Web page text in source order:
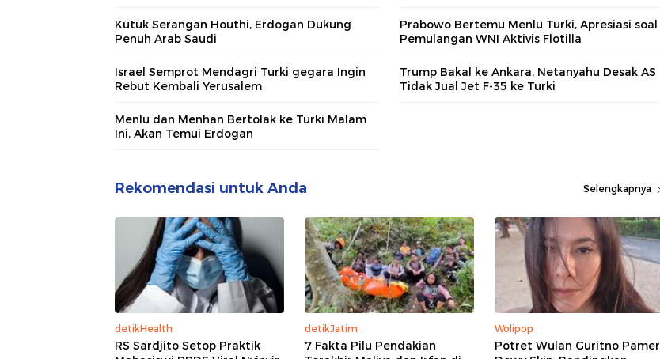
Kutuk Serangan Houthi, Erdogan Dukung
Penuh Arab Saudi
Prabowo Bertemu Menlu Turki, Apresiasi soal
Pemulangan WNI Aktivis Flotilla
Israel Semprot Mendagri Turki gegara Ingin
Rebut Kembali Yerusalem
Trump Bakal ke Ankara, Netanyahu Desak AS
Tidak Jual Jet F-35 ke Turki
Menlu dan Menhan Bertolak ke Turki Malam
Ini, Akan Temui Erdogan
Rekomendasi untuk Anda Selengkapnya
detikHealth
RS Sardjito Setop Praktik
detikJatim
7 Fakta Pilu Pendakian
Wolipop
Potret Wulan Guritno Pamer